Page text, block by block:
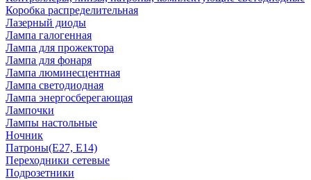
Коробка распределительная
Лазерный диоды
Лампа галогенная
Лампа для прожектора
Лампа для фонаря
Лампа люминесцентная
Лампа светодиодная
Лампа энергосберегающая
Лампочки
Лампы настольные
Ночник
Патроны(Е27, Е14)
Переходники сетевые
Подрозетники